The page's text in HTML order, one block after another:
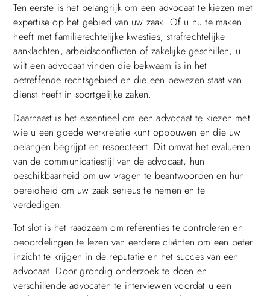
Ten eerste is het belangrijk om een advocaat te kiezen met
expertise op het gebied van uw zaak. Of u nu te maken
heeft met familierechtelijke kwesties, strafrechtelijke
aanklachten, arbeidsconflicten of zakelijke geschillen, u
wilt een advocaat vinden die bekwaam is in het
betreffende rechtsgebied en die een bewezen staat van
dienst heeft in soortgelijke zaken.
Daarnaast is het essentieel om een advocaat te kiezen met
wie u een goede werkrelatie kunt opbouwen en die uw
belangen begrijpt en respecteert. Dit omvat het evalueren
van de communicatiestijl van de advocaat, hun
beschikbaarheid om uw vragen te beantwoorden en hun
bereidheid om uw zaak serieus te nemen en te
verdedigen.
Tot slot is het raadzaam om referenties te controleren en
beoordelingen te lezen van eerdere cliënten om een beter
inzicht te krijgen in de reputatie en het succes van een
advocaat. Door grondig onderzoek te doen en
verschillende advocaten te interviewen voordat u een